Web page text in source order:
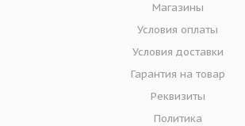
Магазины
Условия оплаты
Условия доставки
Гарантия на товар
Реквизиты
Политика